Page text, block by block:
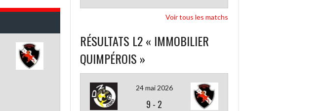
Voir tous les matchs
RÉSULTATS L2 « IMMOBILIER
QUIMPÉROIS »
24 mai 2026
9 - 2